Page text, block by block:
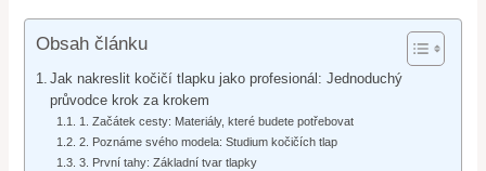
Obsah článku
Jak nakreslit kočičí tlapku jako profesionál: Jednoduchý
průvodce krok za krokem
1. Začátek cesty: Materiály, které budete potřebovat
2. Poznáme svého modela: Studium kočičích tlap
3. První tahy: Základní tvar tlapky